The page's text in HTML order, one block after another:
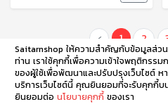
‹ 1 2
Saitarnshop ให้ความสำคัญกับข้อมูลส่ว
ท่าน เราใช้คุกกี้เพื่อความเข้าใจพฤติกรรม
ของผู้ใช้เพื่อพัฒนาและปรับปรุงเว็บไซต์ ห
บริการเว็บไซต์นี้ คุณยินยอมที่จะรับคุกกี้บ
ยินยอมต่อ นโยบายคุกกี้ ของเรา